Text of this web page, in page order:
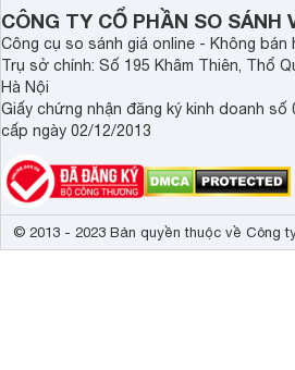
CÔNG TY CỔ PHẦN SO SÁNH
Công cụ so sánh giá online - Không bán
Trụ sở chính: Số 195 Khâm Thiên, Thổ
Hà Nội
Giấy chứng nhận đăng ký kinh doanh số
cấp ngày 02/12/2013
© 2013 - 2023 Bản quyền thuộc về Công